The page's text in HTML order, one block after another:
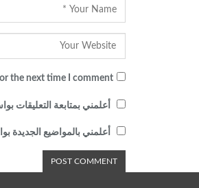
the next time I comment.
أعلمني بمتابعة التعليقات
أعلمني بالمواضيع الجديدة